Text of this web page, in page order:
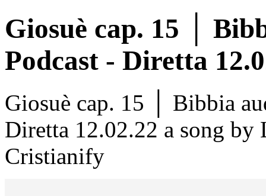
Giosuè cap. 15 │
Podcast - Diretta
Giosuè cap. 15 │ Bibbia
Diretta 12.02.22 a song
Cristianify